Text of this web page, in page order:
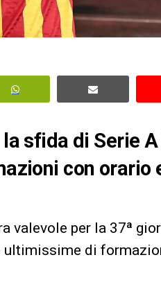
sfida di Serie
con orario
valevole per la 37ª
di